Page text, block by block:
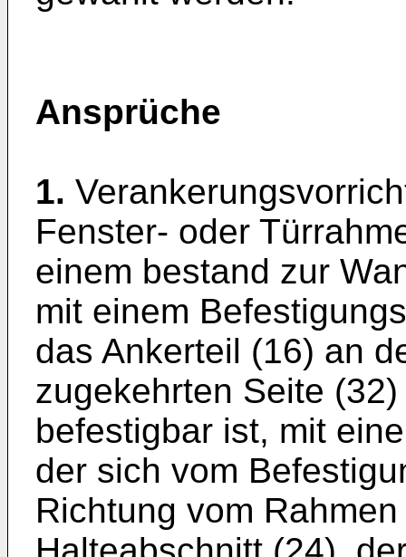
Ansprüche
1.
Fenster- oder
einem bestand zur
mit einem
das Ankerteil (16) an
zugekehrten Seite
befestigbar ist, mit
der sich vom
Richtung vom